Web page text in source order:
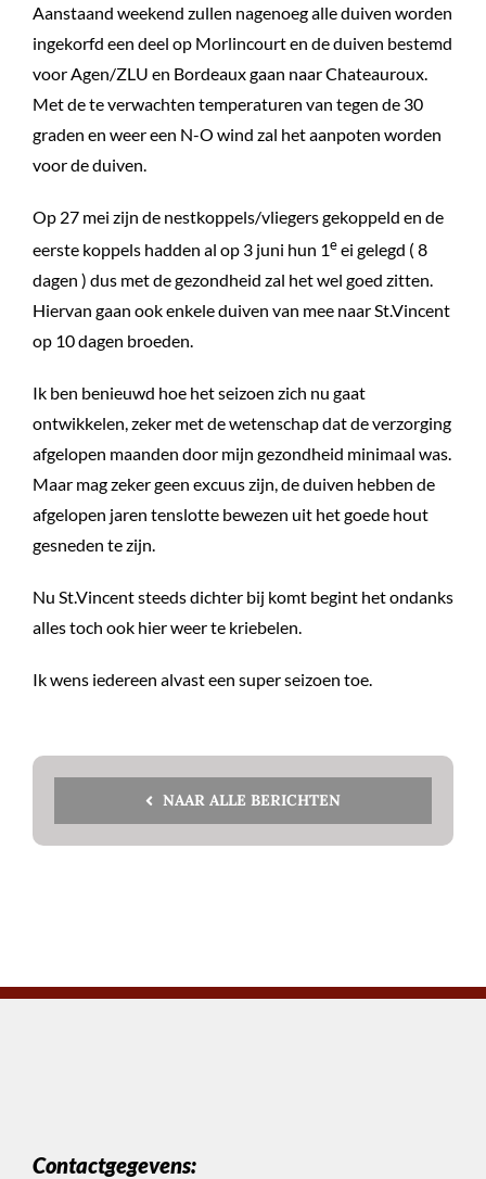
Aanstaand weekend zullen nagenoeg alle duiven worden
ingekorfd een deel op Morlincourt en de duiven bestemd
voor Agen/ZLU en Bordeaux gaan naar Chateauroux.
Met de te verwachten temperaturen van tegen de 30
graden en weer een N-O wind zal het aanpoten worden
voor de duiven.
Op 27 mei zijn de nestkoppels/vliegers gekoppeld en de
eerste koppels hadden al op 3 juni hun 1eei gelegd ( 8
dagen ) dus met de gezondheid zal het wel goed zitten.
Hiervan gaan ook enkele duiven van mee naar St.Vincent
op 10 dagen broeden.
Ik ben benieuwd hoe het seizoen zich nu gaat
ontwikkelen, zeker met de wetenschap dat de verzorging
afgelopen maanden door mijn gezondheid minimaal was.
Maar mag zeker geen excuus zijn, de duiven hebben de
afgelopen jaren tenslotte bewezen uit het goede hout
gesneden te zijn.
Nu St.Vincent steeds dichter bij komt begint het ondanks
alles toch ook hier weer te kriebelen.
Ik wens iedereen alvast een super seizoen toe.
NAAR ALLE BERICHTEN
Contactgegevens: